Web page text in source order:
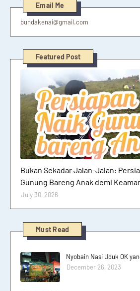
Email Me
bundakenai@gmail.com
Featured Post
Bukan Sekadar Jalan-Jalan:
Gunung Bareng Anak demi
July 30, 2026
Must Read
Nyobain Nasi Uduk OK
December 26, 2023